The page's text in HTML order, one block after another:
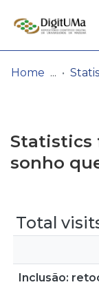
Browse
Log
In(current)
Home
Statistics
sonho
Total
Inclusão: